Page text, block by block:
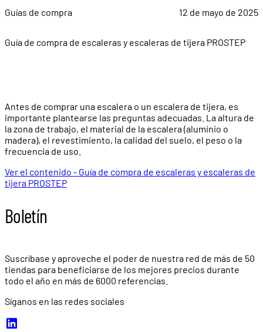
Guías de compra 12 de mayo de 2025
Guía de compra de escaleras y escaleras de tijera PROSTEP
Antes de comprar una escalera o un escalera de tijera, es
importante plantearse las preguntas adecuadas. La altura de
la zona de trabajo, el material de la escalera (aluminio o
madera), el revestimiento, la calidad del suelo, el peso o la
frecuencia de uso.
Ver el contenido - Guía de compra de escaleras y escaleras de
tijera PROSTEP
Boletín
Suscríbase y aproveche el poder de nuestra red de más de 50
tiendas para beneficiarse de los mejores precios durante
todo el año en más de 6000 referencias.
Síganos en las redes sociales